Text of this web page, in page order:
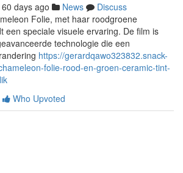
60 days ago News
Discuss
Folie, met haar roodgroene
een speciale visuele ervaring. De film is
technologie die een
https://gerardqawo323832.snack-
folie-rood-en-groen-ceramic-tint-
Who Upvoted